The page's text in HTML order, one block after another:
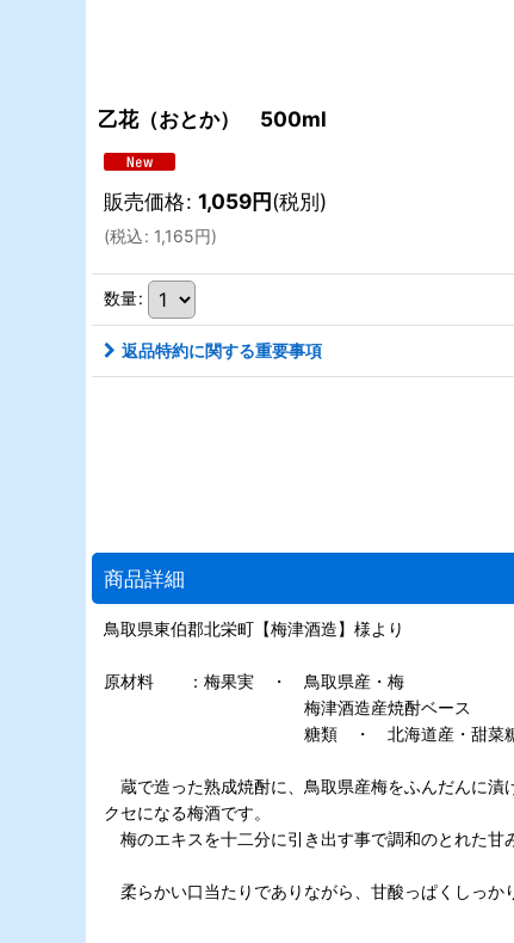
乙花（おとか） 500ml
販売価格: 1,059円(税別)
(税込: 1,165円)
数量:
返品特約に関する重要事項
商品詳細
鳥取県東伯郡北栄町【梅津酒造】様より
原材料 ：梅果実 ・ 鳥取県産・梅
梅津酒造産焼酎ベース
糖類 ・ 北海道産・甜菜
蔵で造った熟成焼酎に、鳥取県産梅をふんだんに漬
クセになる梅酒です。
梅のエキスを十二分に引き出す事で調和のとれた甘
柔らかい口当たりでありながら、甘酸っぱくしっか